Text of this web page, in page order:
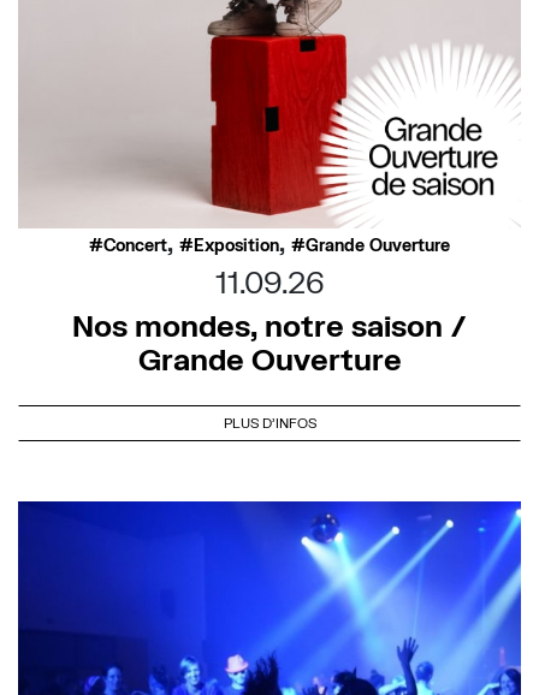
Concert, Exposition, Grande Ouverture
11.09.26
Nos mondes, notre saison /
Grande Ouverture
PLUS D'INFOS